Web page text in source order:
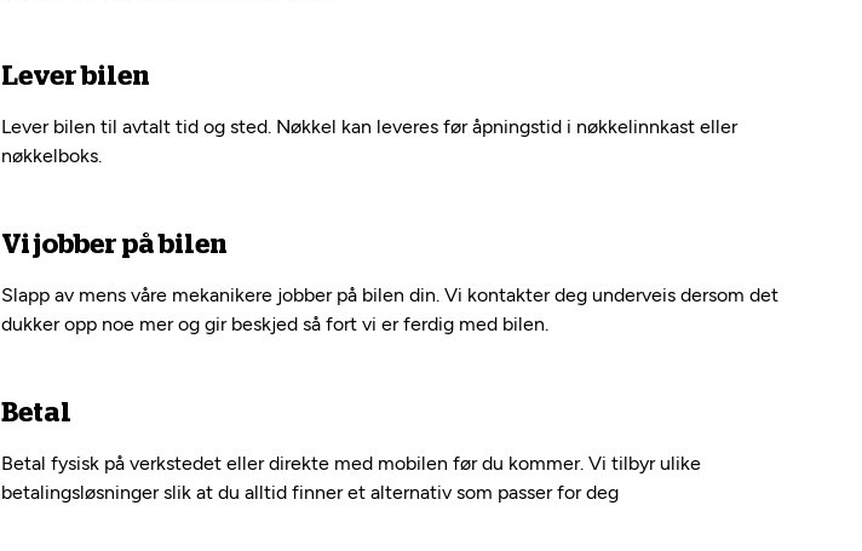
Lever bilen
Lever bilen til avtalt tid og sted. Nøkkel kan leveres før åpningstid i nøkkelinnkast eller
nøkkelboks.
Vi jobber på bilen
Slapp av mens våre mekanikere jobber på bilen din. Vi kontakter deg underveis dersom det
dukker opp noe mer og gir beskjed så fort vi er ferdig med bilen.
Betal
Betal fysisk på verkstedet eller direkte med mobilen før du kommer. Vi tilbyr ulike
betalingsløsninger slik at du alltid finner et alternativ som passer for deg